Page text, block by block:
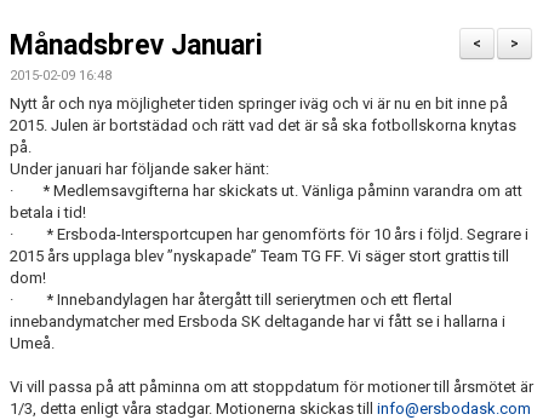
ERSBODA SK STYRELSE
DOKUMENT
LEDARINFORMATION
KALENDER
HYRA/BOKA FOTBOLLSPLAN FÖR ICKE MEDLEMMAR
>
<
Månadsbrev Januari
2015-02-09 16:48
Nytt år och nya möjligheter tiden springer iväg och vi är nu en bit inne på
2015. Julen är bortstädad och rätt vad det är så ska fotbollskorna knytas
på.
Under januari har följande saker hänt:
· * Medlemsavgifterna har skickats ut. Vänliga påminn varandra om att
betala i tid!
· * Ersboda-Intersportcupen har genomförts för 10 års i följd. Segrare i
2015 års upplaga blev ”nyskapade” Team TG FF. Vi säger stort grattis till
dom!
· * Innebandylagen har återgått till serierytmen och ett flertal
innebandymatcher med Ersboda SK deltagande har vi fått se i hallarna i
Umeå.
Vi vill passa på att påminna om att stoppdatum för motioner till årsmötet är
1/3, detta enligt våra stadgar. Motionerna skickas till info@ersbodask.com